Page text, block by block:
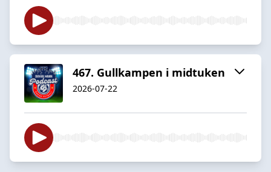
467. Gullkampen i midtuken
2026-07-22